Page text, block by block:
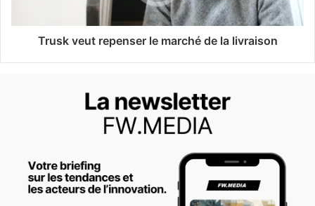
Trusk veut repenser le marché de la livraison